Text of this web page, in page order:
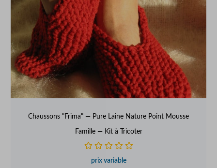
Chaussons "Frima" — Pure Laine Nature Point Mousse
Famille — Kit à Tricoter
prix variable